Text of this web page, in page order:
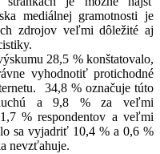
mediálnej gramotnosti je
zdrojov veľmi dôležité aj
28,5 % konštatovalo,
vyhodnotiť protichodné
34,8 % označuje túto
a 9,8 % za veľmi
% respondentov a veľmi
sa vyjadriť 10,4 % a 0,6 %
nevzťahuje.